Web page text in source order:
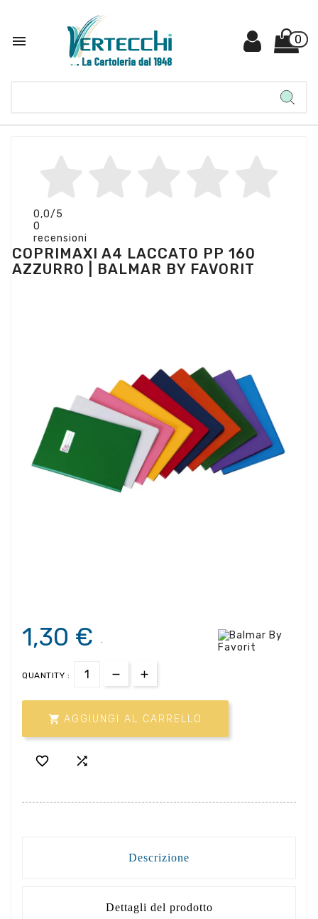
 0
0,0/5
0
recensioni
COPRIMAXI A4 LACCATO PP 160
AZZURRO | BALMAR BY FAVORIT
1,30 € .
QUANTITY :
 AGGIUNGI AL CARRELLO
 
Descrizione
Dettagli del prodotto